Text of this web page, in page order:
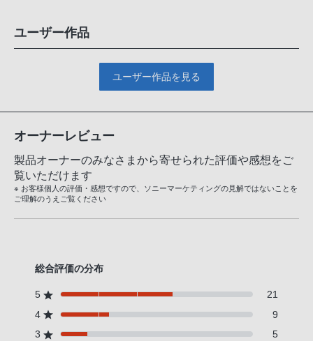
ユーザー作品
ユーザー作品を見る
オーナーレビュー
製品オーナーのみなさまから寄せられた評価や感想をご
覧いただけます
※ お客様個人の評価・感想ですので、ソニーマーケティングの見解ではないことを
ご理解のうえご覧ください
総合評価の分布
5
21
4
9
3
5